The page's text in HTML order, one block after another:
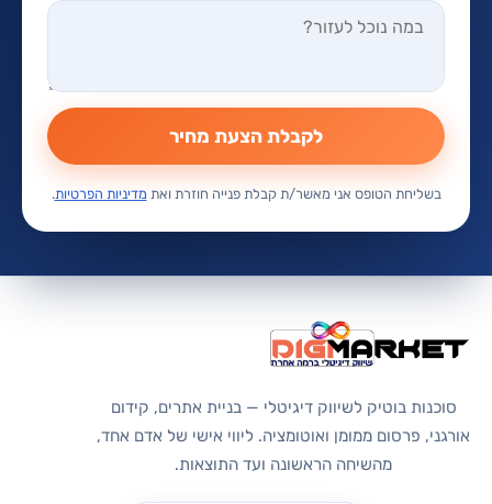
לקבלת הצעת מחיר
בשליחת הטופס אני מאשר/ת קבלת פנייה חוזרת ואת מדיניות הפרטיות.
סוכנות בוטיק לשיווק דיגיטלי — בניית אתרים, קידום
אורגני, פרסום ממומן ואוטומציה. ליווי אישי של אדם אחד,
מהשיחה הראשונה ועד התוצאות.